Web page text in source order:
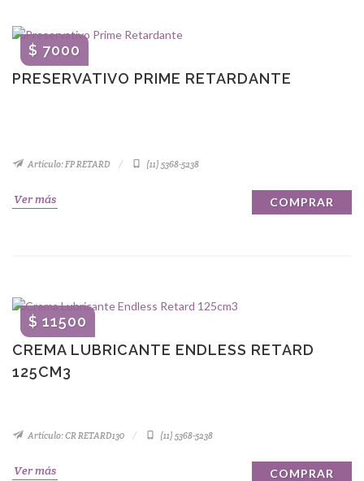
PRESERVATIVO PRIME RETARDANTE
$ 7000
Artículo: FP RETARD (11) 5368-5238
Ver más COMPRAR
CREMA LUBRICANTE ENDLESS RETARD
125CM3
$ 11500
Artículo: CR RETARD130 (11) 5368-5238
Ver más COMPRAR